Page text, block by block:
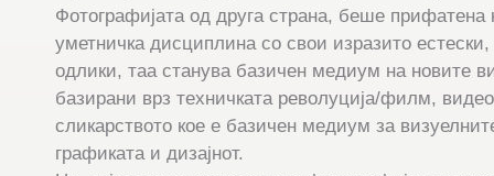
Фотографијата од друга страна, беше прифатена
уметничка дисциплина со свои изрaзито
одлики, таа станува базичен медиум на новите
базирани врз техничката револуција/филм,
сликарството кое е базичен медиум за
графиката и дизајнот.